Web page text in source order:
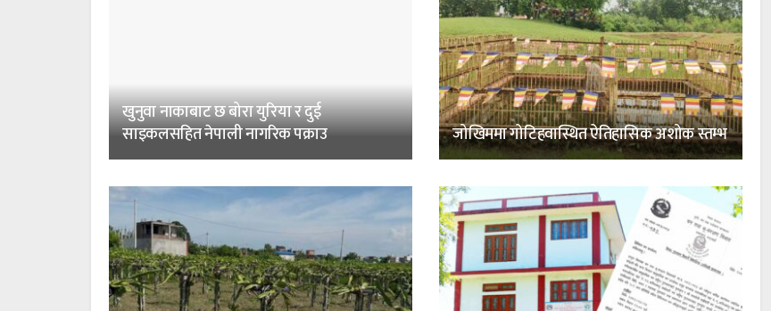
खुनुवा नाकाबाट छ बोरा युरिया र दुई
साइकलसहित नेपाली नागरिक पक्राउ
जोखिममा गोटिहवास्थित ऐतिहासिक अशोक स्तम्भ